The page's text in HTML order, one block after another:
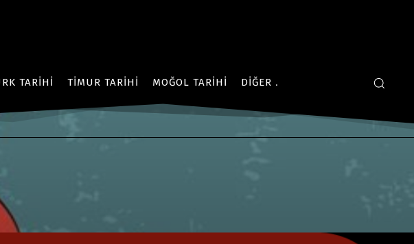
TARIHI TIMUR TARIHI MOĞOL TARIHI DIĞER